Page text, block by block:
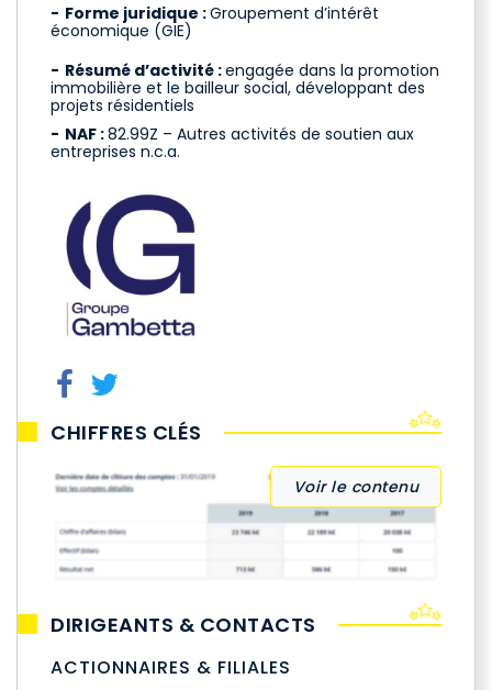
Forme juridique :Groupement d’intérêt
économique (GIE)
Résumé d’activité :engagée dans la promotion
immobilière et le bailleur social, développant des
projets résidentiels
NAF :82.99Z – Autres activités de soutien aux
entreprises n.c.a.
CHIFFRES CLÉS
Voir le contenu
DIRIGEANTS & CONTACTS
ACTIONNAIRES & FILIALES